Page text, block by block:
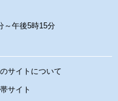
～午後5時15分
サイトについて
サイト